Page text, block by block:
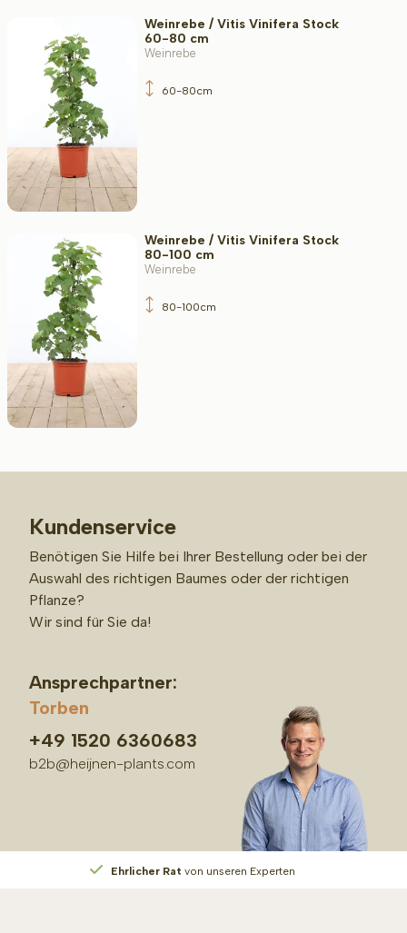
Weinrebe / Vitis Vinifera Stock
60-80 cm
Weinrebe
60-80cm
Weinrebe / Vitis Vinifera Stock
80-100 cm
Weinrebe
80-100cm
Kundenservice
Benötigen Sie Hilfe bei Ihrer Bestellung oder bei der
Auswahl des richtigen Baumes oder der richtigen
Pflanze?
Wir sind für Sie da!
Ansprechpartner:
Torben
+49 1520 6360683
b2b@heijnen-plants.com
Ehrlicher Rat von unseren Experten